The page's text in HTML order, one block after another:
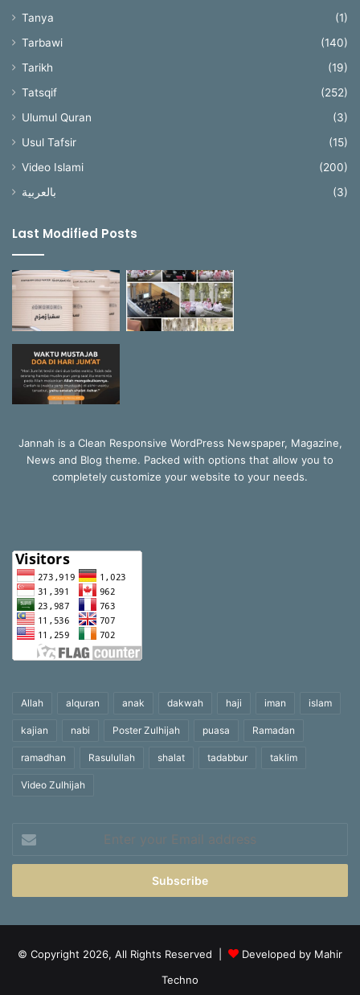
Tanya
(1)
Tarbawi
(140)
Tarikh
(19)
Tatsqif
(252)
Ulumul Quran
(3)
Usul Tafsir
(15)
Video Islami
(200)
بالعربية
(3)
Last Modified Posts
Jannah is a Clean Responsive WordPress Newspaper, Magazine,
News and Blog theme. Packed with options that allow you to
completely customize your website to your needs.
Allah alquran anak dakwah haji iman islam
kajian nabi Poster Zulhijah puasa Ramadan
ramadhan Rasulullah shalat tadabbur taklim
Video Zulhijah
your
Email
© Copyright 2026, All Rights Reserved |
Developed by Mahir
Techno